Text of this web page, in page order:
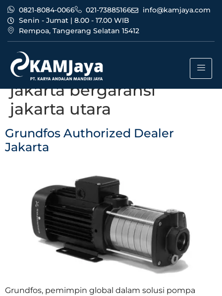
0821-8084-0066 021-73885166
info@kamjaya.com
Senin - Jumat | 8.00 - 17.00 WIB
Rempoa, Tangerang Selatan 15412
Tag:
authorized dealer
jakarta bergaransi
jakarta utara
Grundfos Authorized Dealer
Jakarta
Grundfos, pemimpin global dalam solusi pompa